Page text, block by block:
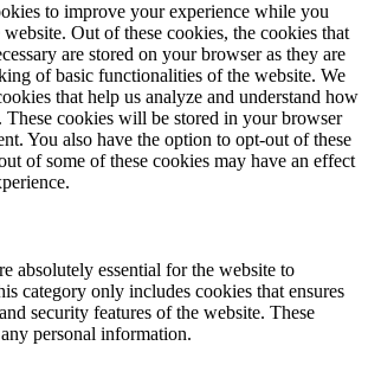
to improve your experience while you
Out of these cookies, the cookies that
are stored on your browser as they are
of basic functionalities of the website. We
that help us analyze and understand how
These cookies will be stored in your browser
You also have the option to opt-out of these
of some of these cookies may have an effect
absolutely essential for the website to
category only includes cookies that ensures
security features of the website. These
personal information.